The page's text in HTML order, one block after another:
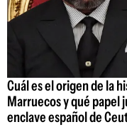
Cuál es el origen de la
Marruecos y qué papel
enclave español de